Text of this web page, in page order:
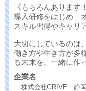
《もちろんあります
導入研修をはじめ、
スキル習得やキャリ
大切にしているのは
働き方や生き方が多
る未来を、一緒に作
企業名
株式会社GRIVE 静